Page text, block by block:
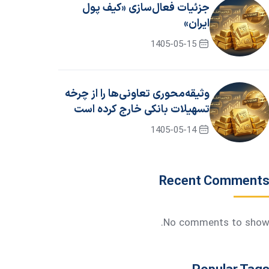
جزئیات فعال‌سازی «کیف پول
ایران»
1405-05-15
وثیقه‌محوری تعاونی‌ها را از چرخه
تسهیلات بانکی خارج کرده است
1405-05-14
Recent Comments
No comments to show.